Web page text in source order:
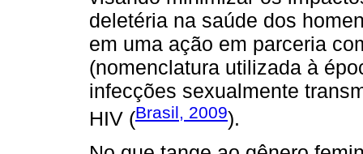
deletéria na saúde dos
em uma ação em parceria
(nomenclatura utilizada à
infecções sexualmente
HIV (Brasil, 2009).